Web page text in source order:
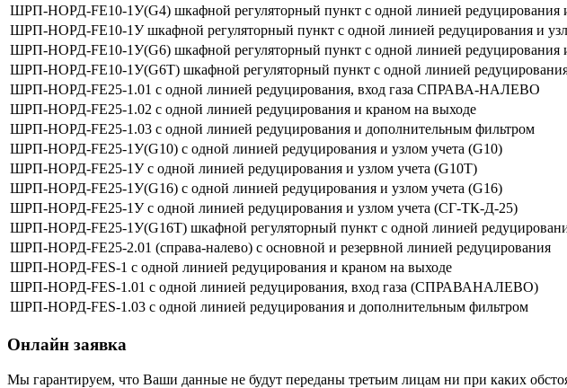
ШРП-НОРД-FE10-1У(G4) шкафной регуляторный пункт с одной линией редуцирования и
ШРП-НОРД-FE10-1У шкафной регуляторный пункт с одной линией редуцирования и
ШРП-НОРД-FE10-1У(G6) шкафной регуляторный пункт с одной линией редуцирования
ШРП-НОРД-FE10-1У(G6Т) шкафной регуляторный пункт с одной линией
ШРП-НОРД-FE25-1.01 с одной линией редуцирования, вход газа СПРАВА-НАЛЕВО
ШРП-НОРД-FE25-1.02 с одной линией редуцирования и краном на выходе
ШРП-НОРД-FE25-1.03 с одной линией редуцирования и дополнительным фильтром
ШРП-НОРД-FE25-1У(G10) с одной линией редуцирования и узлом учета (G10)
ШРП-НОРД-FE25-1У с одной линией редуцирования и узлом учета (G10Т)
ШРП-НОРД-FE25-1У(G16) с одной линией редуцирования и узлом учета (G16)
ШРП-НОРД-FE25-1У с одной линией редуцирования и узлом учета (СГ-ТК-Д-25)
ШРП-НОРД-FE25-1У(G16Т) шкафной регуляторный пункт с одной линией
ШРП-НОРД-FE25-2.01 (справа-налево) с основной и резервной линией редуцирования
ШРП-НОРД-FES-1 с одной линией редуцирования и краном на выходе
ШРП-НОРД-FES-1.01 с одной линией редуцирования, вход газа (СПРАВАНАЛЕВО)
ШРП-НОРД-FES-1.03 с одной линией редуцирования и дополнительным фильтром
Онлайн заявка
Мы гарантируем, что Ваши данные не будут переданы третьим лицам ни при каких